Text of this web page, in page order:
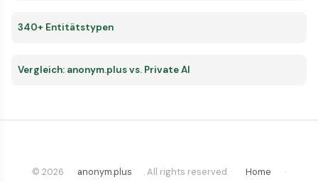
340+ Entitätstypen
Vergleich: anonym.plus vs. Private AI
© 2026 anonym.plus . All rights reserved. · Home ·